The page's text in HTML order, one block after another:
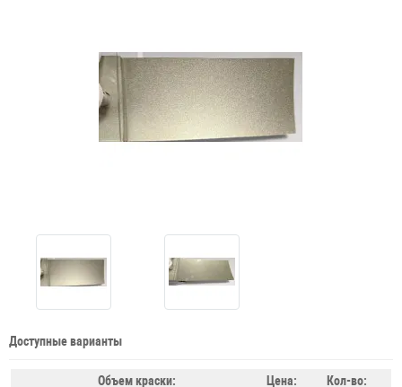
Доступные варианты
Объем краски: Цена: Кол-во: